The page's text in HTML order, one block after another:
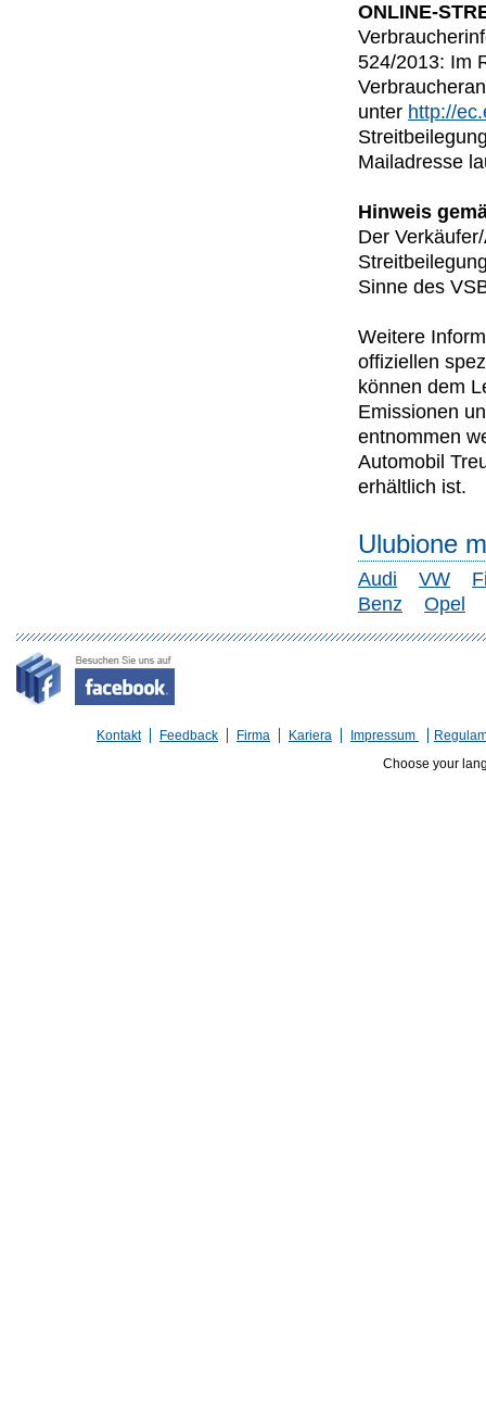
ONLINE-
524/2013: Im
unter http://
Mailadresse
Hinweis
Der
Sinne des
Weitere
offiziellen
können dem
Emissionen
entnommen
Automobil
erhältlich ist.
Ulubione
Audi VW
Benz
Opel
Kontakt Feedback Firma Kariera Impressum
Choose your